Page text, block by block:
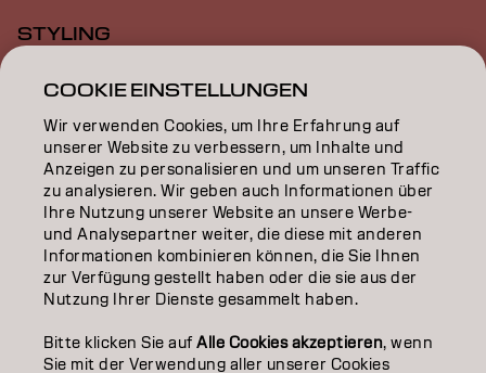
STYLING
INSPIRATION
EDUCATION
ÜBER
SALON FINDER
PARTNER WERDEN
COOKIE EINSTELLUNGEN
Wir verwenden Cookies, um Ihre Erfahrung auf
unserer Website zu verbessern, um Inhalte und
Anzeigen zu personalisieren und um unseren Traffic
zu analysieren. Wir geben auch Informationen über
Ihre Nutzung unserer Website an unsere Werbe-
und Analysepartner weiter, die diese mit anderen
Informationen kombinieren können, die Sie Ihnen
zur Verfügung gestellt haben oder die sie aus der
Nutzung Ihrer Dienste gesammelt haben.
Bitte klicken Sie aufAlle Cookies akzeptieren, wenn
Sie mit der Verwendung aller unserer Cookies